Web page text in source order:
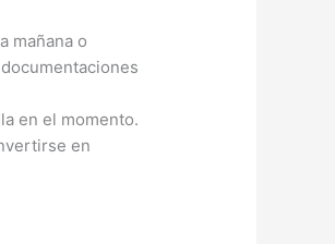
mañana o
en el momento.
en